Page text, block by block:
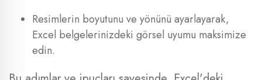
Resimlerin boyutunu ve yönünü ayarlayarak,
Excel belgelerinizdeki görsel uyumu maksimize
edin.